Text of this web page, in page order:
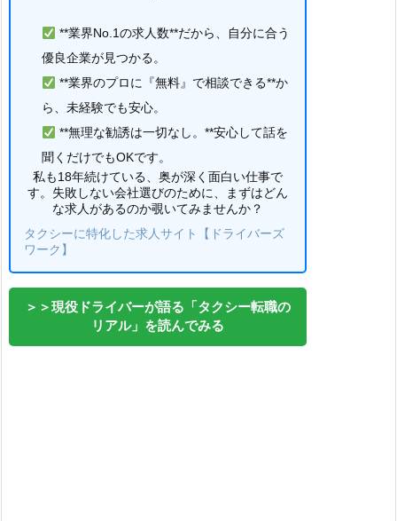
**業界No.1の求人数**だから、自分に合う
優良企業が見つかる。
**業界のプロに『無料』で相談できる**か
ら、未経験でも安心。
**無理な勧誘は一切なし。**安心して話を
聞くだけでもOKです。
私も18年続けている、奥が深く面白い仕事で
す。失敗しない会社選びのために、まずはどん
な求人があるのか覗いてみませんか？
タクシーに特化した求人サイト【ドライバーズ
ワーク】
＞＞現役ドライバーが語る「タクシー転職の
リアル」を読んでみる